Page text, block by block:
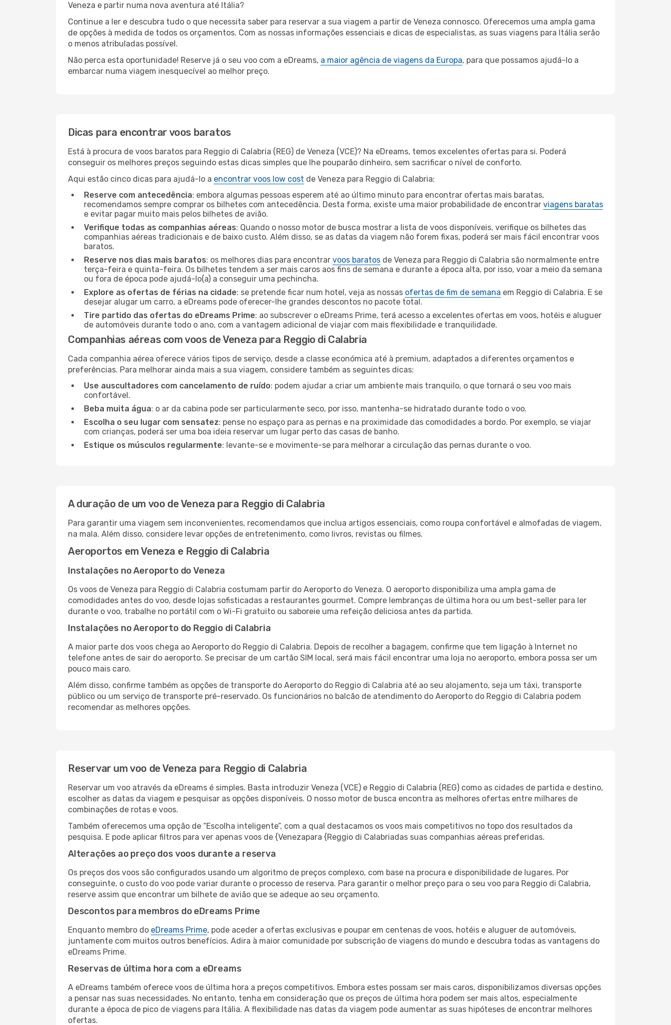
Veneza e partir numa nova aventura até Itália?
Continue a ler e descubra tudo o que necessita saber para reservar a sua viagem a partir de Veneza connosco. Oferecemos uma ampla gama
de opções à medida de todos os orçamentos. Com as nossas informações essenciais e dicas de especialistas, as suas viagens para Itália serão
o menos atribuladas possível.
Não perca esta oportunidade! Reserve já o seu voo com a eDreams, a maior agência de viagens da Europa, para que possamos ajudá-lo a
embarcar numa viagem inesquecível ao melhor preço.
Dicas para encontrar voos baratos
Está à procura de voos baratos para Reggio di Calabria (REG) de Veneza (VCE)? Na eDreams, temos excelentes ofertas para si. Poderá
conseguir os melhores preços seguindo estas dicas simples que lhe pouparão dinheiro, sem sacrificar o nível de conforto.
Aqui estão cinco dicas para ajudá-lo a encontrar voos low cost de Veneza para Reggio di Calabria:
Reserve com antecedência: embora algumas pessoas esperem até ao último minuto para encontrar ofertas mais baratas,
recomendamos sempre comprar os bilhetes com antecedência. Desta forma, existe uma maior probabilidade de encontrar viagens baratas
e evitar pagar muito mais pelos bilhetes de avião.
Verifique todas as companhias aéreas: Quando o nosso motor de busca mostrar a lista de voos disponíveis, verifique os bilhetes das
companhias aéreas tradicionais e de baixo custo. Além disso, se as datas da viagem não forem fixas, poderá ser mais fácil encontrar voos
baratos.
Reserve nos dias mais baratos: os melhores dias para encontrar voos baratos de Veneza para Reggio di Calabria são normalmente entre
terça-feira e quinta-feira. Os bilhetes tendem a ser mais caros aos fins de semana e durante a época alta, por isso, voar a meio da semana
ou fora de época pode ajudá-lo(a) a conseguir uma pechincha.
Explore as ofertas de férias na cidade: se pretende ficar num hotel, veja as nossas ofertas de fim de semana em Reggio di Calabria. E se
desejar alugar um carro, a eDreams pode oferecer-lhe grandes descontos no pacote total.
Tire partido das ofertas do eDreams Prime: ao subscrever o eDreams Prime, terá acesso a excelentes ofertas em voos, hotéis e aluguer
de automóveis durante todo o ano, com a vantagem adicional de viajar com mais flexibilidade e tranquilidade.
Companhias aéreas com voos de Veneza para Reggio di Calabria
Cada companhia aérea oferece vários tipos de serviço, desde a classe económica até à premium, adaptados a diferentes orçamentos e
preferências. Para melhorar ainda mais a sua viagem, considere também as seguintes dicas:
Use auscultadores com cancelamento de ruído: podem ajudar a criar um ambiente mais tranquilo, o que tornará o seu voo mais
confortável.
Beba muita água: o ar da cabina pode ser particularmente seco, por isso, mantenha-se hidratado durante todo o voo.
Escolha o seu lugar com sensatez: pense no espaço para as pernas e na proximidade das comodidades a bordo. Por exemplo, se viajar
com crianças, poderá ser uma boa ideia reservar um lugar perto das casas de banho.
Estique os músculos regularmente: levante-se e movimente-se para melhorar a circulação das pernas durante o voo.
A duração de um voo de Veneza para Reggio di Calabria
Para garantir uma viagem sem inconvenientes, recomendamos que inclua artigos essenciais, como roupa confortável e almofadas de viagem,
na mala. Além disso, considere levar opções de entretenimento, como livros, revistas ou filmes.
Aeroportos em Veneza e Reggio di Calabria
Instalações no Aeroporto do Veneza
Os voos de Veneza para Reggio di Calabria costumam partir do Aeroporto do Veneza. O aeroporto disponibiliza uma ampla gama de
comodidades antes do voo, desde lojas sofisticadas a restaurantes gourmet. Compre lembranças de última hora ou um best-seller para ler
durante o voo, trabalhe no portátil com o Wi-Fi gratuito ou saboreie uma refeição deliciosa antes da partida.
Instalações no Aeroporto do Reggio di Calabria
A maior parte dos voos chega ao Aeroporto do Reggio di Calabria. Depois de recolher a bagagem, confirme que tem ligação à Internet no
telefone antes de sair do aeroporto. Se precisar de um cartão SIM local, será mais fácil encontrar uma loja no aeroporto, embora possa ser um
pouco mais caro.
Além disso, confirme também as opções de transporte do Aeroporto do Reggio di Calabria até ao seu alojamento, seja um táxi, transporte
público ou um serviço de transporte pré-reservado. Os funcionários no balcão de atendimento do Aeroporto do Reggio di Calabria podem
recomendar as melhores opções.
Reservar um voo de Veneza para Reggio di Calabria
Reservar um voo através da eDreams é simples. Basta introduzir Veneza (VCE) e Reggio di Calabria (REG) como as cidades de partida e destino,
escolher as datas da viagem e pesquisar as opções disponíveis. O nosso motor de busca encontra as melhores ofertas entre milhares de
combinações de rotas e voos.
Também oferecemos uma opção de “Escolha inteligente”, com a qual destacamos os voos mais competitivos no topo dos resultados da
pesquisa. E pode aplicar filtros para ver apenas voos de {Venezapara {Reggio di Calabriadas suas companhias aéreas preferidas.
Alterações ao preço dos voos durante a reserva
Os preços dos voos são configurados usando um algoritmo de preços complexo, com base na procura e disponibilidade de lugares. Por
conseguinte, o custo do voo pode variar durante o processo de reserva. Para garantir o melhor preço para o seu voo para Reggio di Calabria,
reserve assim que encontrar um bilhete de avião que se adeque ao seu orçamento.
Descontos para membros do eDreams Prime
Enquanto membro do eDreams Prime, pode aceder a ofertas exclusivas e poupar em centenas de voos, hotéis e aluguer de automóveis,
juntamente com muitos outros benefícios. Adira à maior comunidade por subscrição de viagens do mundo e descubra todas as vantagens do
eDreams Prime.
Reservas de última hora com a eDreams
A eDreams também oferece voos de última hora a preços competitivos. Embora estes possam ser mais caros, disponibilizamos diversas opções
a pensar nas suas necessidades. No entanto, tenha em consideração que os preços de última hora podem ser mais altos, especialmente
durante a época de pico de viagens para Itália. A flexibilidade nas datas da viagem pode aumentar as suas hipóteses de encontrar melhores
ofertas.